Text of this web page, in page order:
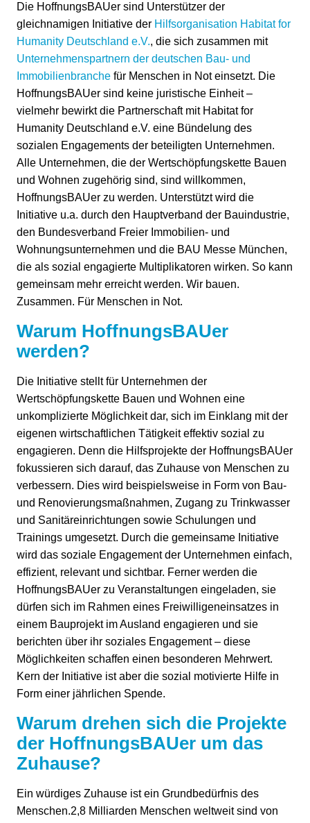
Die HoffnungsBAUer sind Unterstützer der
gleichnamigen Initiative der Hilfsorganisation Habitat for
Humanity Deutschland e.V., die sich zusammen mit
Unternehmenspartnern der deutschen Bau- und
Immobilienbranche für Menschen in Not einsetzt. Die
HoffnungsBAUer sind keine juristische Einheit –
vielmehr bewirkt die Partnerschaft mit Habitat for
Humanity Deutschland e.V. eine Bündelung des
sozialen Engagements der beteiligten Unternehmen.
Alle Unternehmen, die der Wertschöpfungskette Bauen
und Wohnen zugehörig sind, sind willkommen,
HoffnungsBAUer zu werden. Unterstützt wird die
Initiative u.a. durch den Hauptverband der Bauindustrie,
den Bundesverband Freier Immobilien- und
Wohnungsunternehmen und die BAU Messe München,
die als sozial engagierte Multiplikatoren wirken. So kann
gemeinsam mehr erreicht werden. Wir bauen.
Zusammen. Für Menschen in Not.
Warum HoffnungsBAUer
werden?
Die Initiative stellt für Unternehmen der
Wertschöpfungskette Bauen und Wohnen eine
unkomplizierte Möglichkeit dar, sich im Einklang mit der
eigenen wirtschaftlichen Tätigkeit effektiv sozial zu
engagieren. Denn die Hilfsprojekte der HoffnungsBAUer
fokussieren sich darauf, das Zuhause von Menschen zu
verbessern. Dies wird beispielsweise in Form von Bau-
und Renovierungsmaßnahmen, Zugang zu Trinkwasser
und Sanitäreinrichtungen sowie Schulungen und
Trainings umgesetzt. Durch die gemeinsame Initiative
wird das soziale Engagement der Unternehmen einfach,
effizient, relevant und sichtbar. Ferner werden die
HoffnungsBAUer zu Veranstaltungen eingeladen, sie
dürfen sich im Rahmen eines Freiwilligeneinsatzes in
einem Bauprojekt im Ausland engagieren und sie
berichten über ihr soziales Engagement – diese
Möglichkeiten schaffen einen besonderen Mehrwert.
Kern der Initiative ist aber die sozial motivierte Hilfe in
Form einer jährlichen Spende.
Warum drehen sich die Projekte
der HoffnungsBAUer um das
Zuhause?
Ein würdiges Zuhause ist ein Grundbedürfnis des
Menschen.2,8 Milliarden Menschen weltweit sind von